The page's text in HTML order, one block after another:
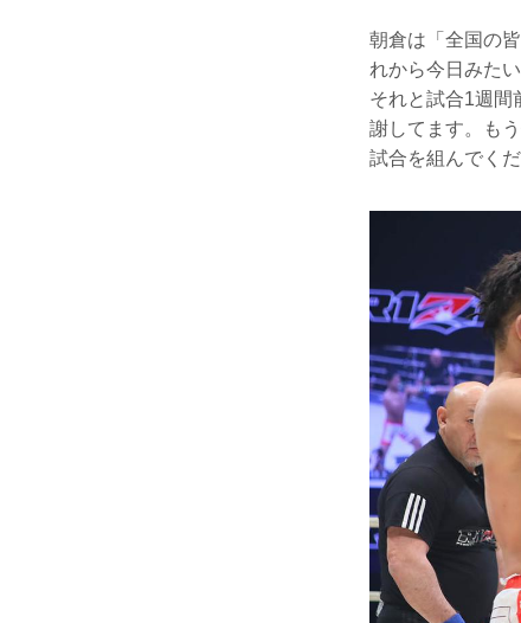
朝倉は「全国の
れから今日みた
それと試合1週間
謝してます。も
試合を組んでく